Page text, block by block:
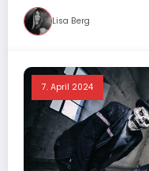
Lisa Berg
7. April 2024